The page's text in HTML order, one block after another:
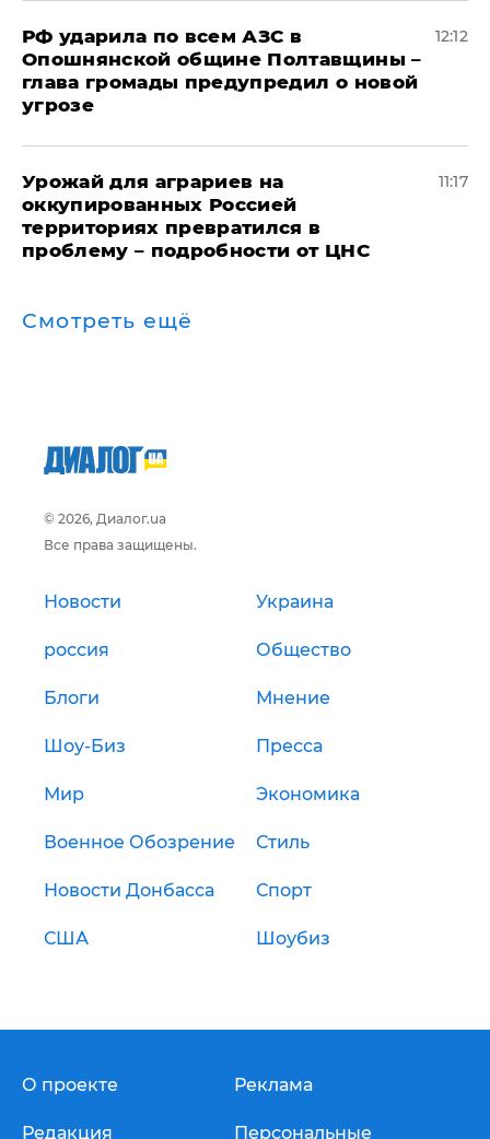
РФ ударила по всем АЗС в
Опошнянской общине Полтавщины –
глава громады предупредил о новой
угрозе
12:12
Урожай для аграриев на
оккупированных Россией
территориях превратился в
проблему – подробности от ЦНС
11:17
Смотреть ещё
© 2026, Диалог.ua
Все права защищены.
Новости Украина
россия Общество
Блоги Мнение
Шоу-Биз Пресса
Мир Экономика
Военное Обозрение Стиль
Новости Донбасса Спорт
США Шоубиз
О проекте
Редакция
Реклама
Персональные